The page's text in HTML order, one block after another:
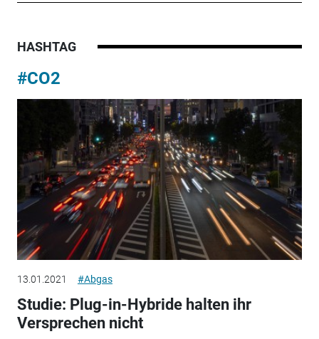
HASHTAG
#CO2
13.01.2021 #Abgas
Studie: Plug-in-Hybride halten ihr
Versprechen nicht